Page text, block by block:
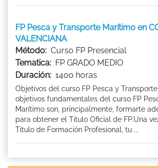
FP Pesca y Transporte Marítimo en
VALENCIANA
Método: Curso FP Presencial
Tematica: FP GRADO MEDIO
Duración: 1400 horas
Objetivos del curso FP Pesca y
objetivos fundamentales del curso FP
Marítimo son, principalmente, formarte
para obtener el Titulo Oficial de FP.Una
Título de Formación Profesional, tu ...